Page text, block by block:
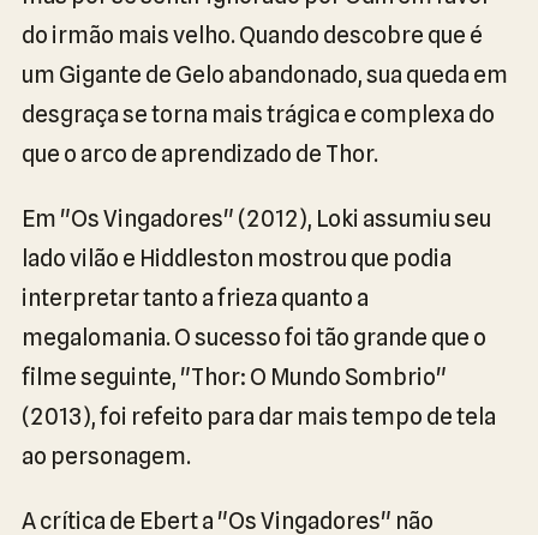
do irmão mais velho. Quando descobre que é
um Gigante de Gelo abandonado, sua queda em
desgraça se torna mais trágica e complexa do
que o arco de aprendizado de Thor.
Em "Os Vingadores" (2012), Loki assumiu seu
lado vilão e Hiddleston mostrou que podia
interpretar tanto a frieza quanto a
megalomania. O sucesso foi tão grande que o
filme seguinte, "Thor: O Mundo Sombrio"
(2013), foi refeito para dar mais tempo de tela
ao personagem.
A crítica de Ebert a "Os Vingadores" não